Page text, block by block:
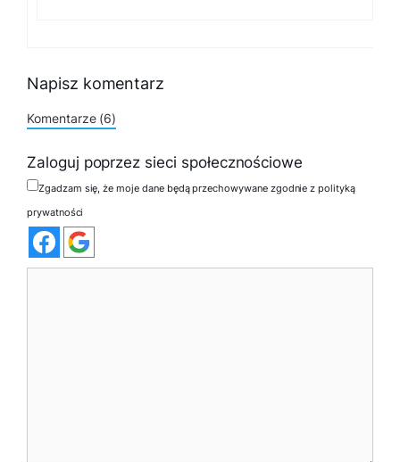
Napisz komentarz
Komentarze (6)
Zaloguj poprzez sieci społecznościowe
Zgadzam się, że moje dane będą przechowywane zgodnie z polityką
prywatności